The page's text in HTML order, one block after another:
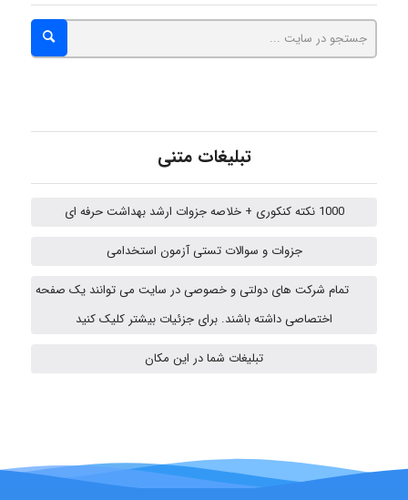
ABOALFZAL ZAREI
arman.m
Arman2110
تبلیغات متنی
1000 نکته کنکوری + خلاصه جزوات ارشد بهداشت حرفه ای
جزوات و سوالات تستی آزمون استخدامی
تمام شرکت های دولتی و خصوصی در سایت می توانند یک صفحه
اختصاصی داشته باشند. برای جزئیات بیشتر کلیک کنید
تبلیغات شما در این مکان